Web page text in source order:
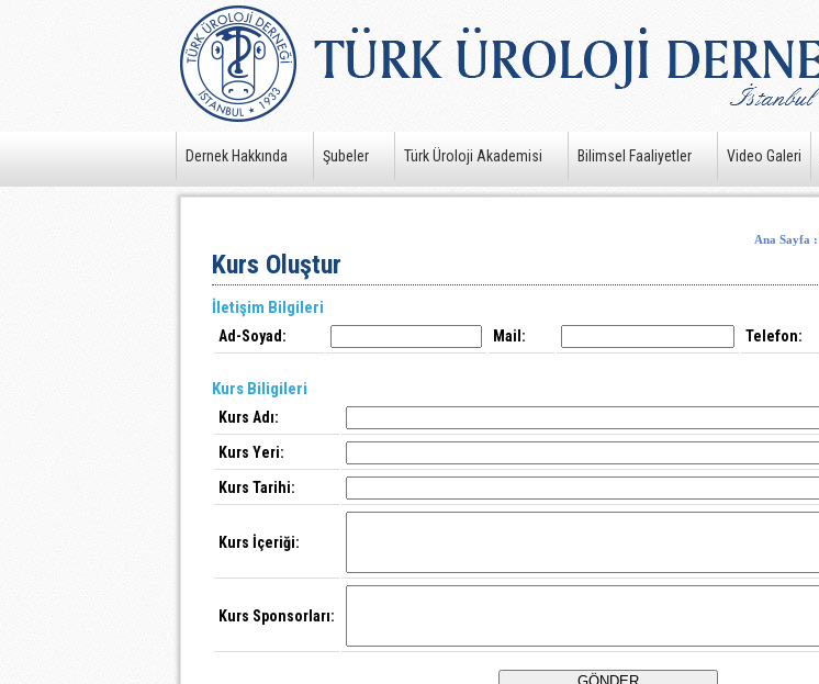
Dernek Hakkında Şubeler Türk Üroloji Akademisi Bilimsel Faaliyetler Video Galeri
Ana Sayfa :
Kurs Oluştur
İletişim Bilgileri
Ad-Soyad: Mail: Telefon:
Kurs Biligileri
Kurs Adı:
Kurs Yeri:
Kurs Tarihi:
Kurs İçeriği:
Kurs Sponsorları: